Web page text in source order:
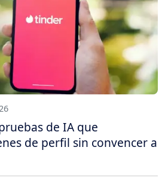
de IA que
de perfil sin convencer a